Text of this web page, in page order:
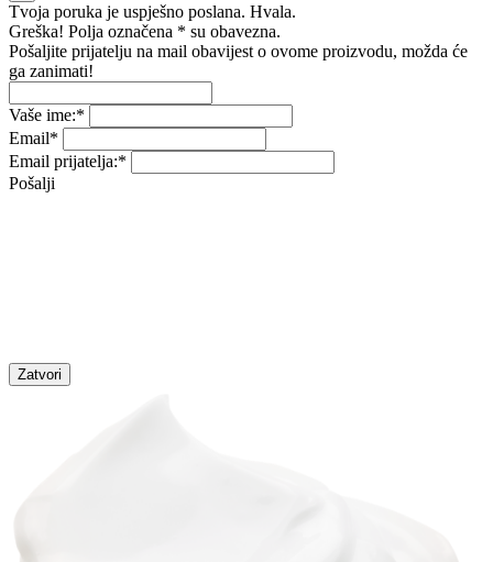
Tvoja poruka je uspješno poslana. Hvala.
Greška! Polja označena * su obavezna.
Pošaljite prijatelju na mail obavijest o ovome proizvodu, možda će
ga zanimati!
Vaše ime:*
Email*
Email prijatelja:*
Pošalji
Zatvori